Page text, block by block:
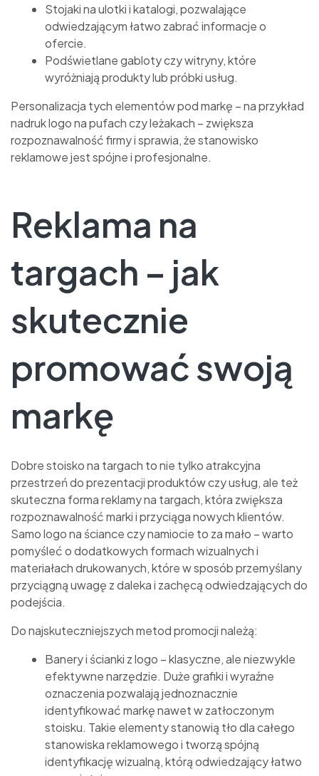
Stojaki na ulotki i katalogi, pozwalające
odwiedzającym łatwo zabrać informacje o
ofercie.
Podświetlane gabloty czy witryny, które
wyróżniają produkty lub próbki usług.
Personalizacja tych elementów pod markę – na przykład
nadruk logo na pufach czy leżakach – zwiększa
rozpoznawalność firmy i sprawia, że stanowisko
reklamowe jest spójne i profesjonalne.
Reklama na
targach – jak
skutecznie
promować swoją
markę
Dobre stoisko na targach to nie tylko atrakcyjna
przestrzeń do prezentacji produktów czy usług, ale też
skuteczna forma reklamy na targach, która zwiększa
rozpoznawalność marki i przyciąga nowych klientów.
Samo logo na ściance czy namiocie to za mało – warto
pomyśleć o dodatkowych formach wizualnych i
materiałach drukowanych, które w sposób przemyślany
przyciągną uwagę z daleka i zachęcą odwiedzających do
podejścia.
Do najskuteczniejszych metod promocji należą:
Banery i ścianki z logo – klasyczne, ale niezwykle
efektywne narzędzie. Duże grafiki i wyraźne
oznaczenia pozwalają jednoznacznie
identyfikować markę nawet w zatłoczonym
stoisku. Takie elementy stanowią tło dla całego
stanowiska reklamowego i tworzą spójną
identyfikację wizualną, którą odwiedzający łatwo